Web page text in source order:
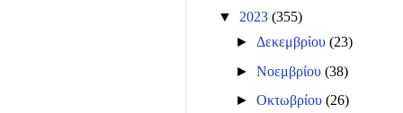
▼ 2023 (355)
► Δεκεμβρίου(23)
►Νοεμβρίου(38)
►Οκτωβρίου(26)